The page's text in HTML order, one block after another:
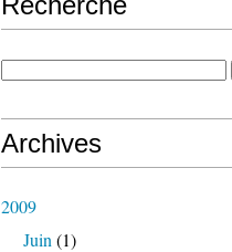
Archives
2009
Juin (1)